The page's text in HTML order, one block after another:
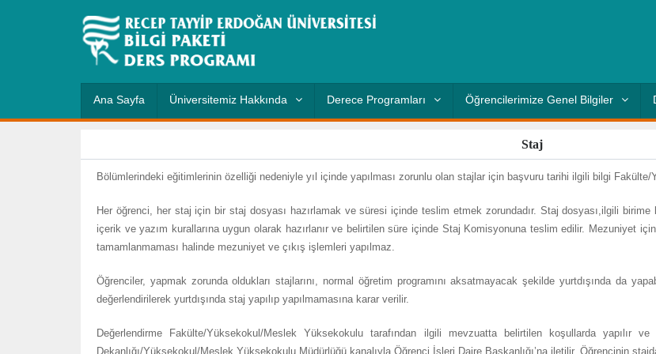
Ana Sayfa Üniversitemiz Hakkında Derece Programları Öğrencilerimize Genel Bilgiler
Staj
Bölümlerindeki eğitimlerinin özelliği nedeniyle yıl içinde yapılması zorunlu olan stajlar için başvuru tarihi ilgili bilgi
Her öğrenci, her staj için bir staj dosyası hazırlamak ve süresi içinde teslim etmek zorundadır. Staj dosyası,ilgili
içerik ve yazım kurallarına uygun olarak hazırlanır ve belirtilen süre içinde Staj Komisyonuna teslim edilir. Mezuniyet
tamamlanmaması halinde mezuniyet ve çıkış işlemleri yapılmaz.
Öğrenciler, yapmak zorunda oldukları stajlarını, normal öğretim programını aksatmayacak şekilde yurtdışında da
değerlendirilerek yurtdışında staj yapılıp yapılmamasına karar verilir.
Değerlendirme Fakülte/Yüksekokul/Meslek Yüksekokulu tarafından ilgili mevzuatta belirtilen koşullarda yapılır
Dekanlığı/Yüksekokul/Meslek Yüksekokulu Müdürlüğü kanalıyla Öğrenci İşleri Daire Başkanlığı’na iletilir. Öğrencinin